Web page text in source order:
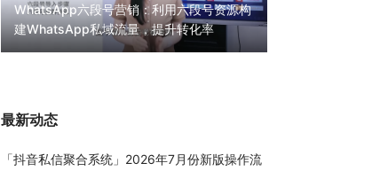
WhatsApp六段号营销：利用六段号资源构
建WhatsApp私域流量，提升转化率
最新动态
「抖音私信聚合系统」2026年7月份新版操作流